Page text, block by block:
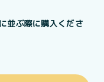
並ぶ際に購入くださ